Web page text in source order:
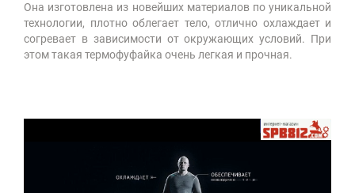
Она изготовлена из новейших материалов по уникальной
технологии, плотно облегает тело, отлично охлаждает и
согревает в зависимости от окружающих условий. При
этом такая термофуфайка очень легкая и прочная.